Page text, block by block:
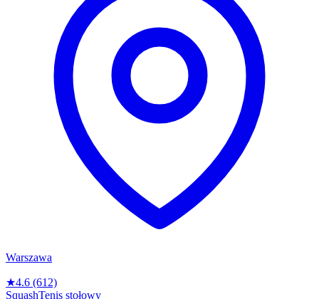
Warszawa
★4.6 (612)
SquashTenis stołowy